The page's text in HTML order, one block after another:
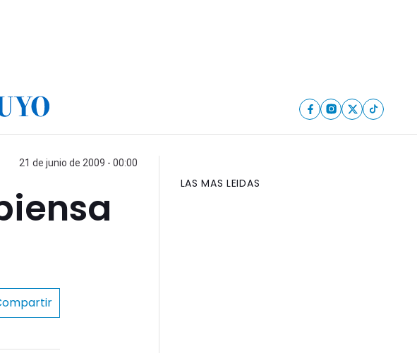
21 de junio de 2009 - 00:00
LAS MAS LEIDAS